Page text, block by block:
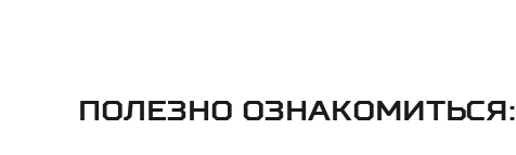
Полезно ознакомиться: